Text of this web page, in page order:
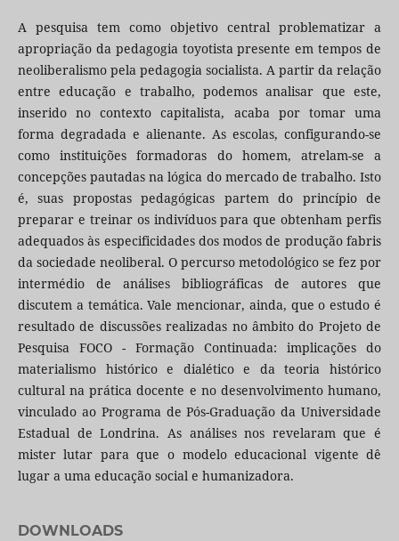
A pesquisa tem como objetivo central problematizar a
apropriação da pedagogia toyotista presente em tempos de
neoliberalismo pela pedagogia socialista. A partir da relação
entre educação e trabalho, podemos analisar que este,
inserido no contexto capitalista, acaba por tomar uma
forma degradada e alienante. As escolas, configurando-se
como instituições formadoras do homem, atrelam-se a
concepções pautadas na lógica do mercado de trabalho. Isto
é, suas propostas pedagógicas partem do princípio de
preparar e treinar os indivíduos para que obtenham perfis
adequados às especificidades dos modos de produção fabris
da sociedade neoliberal. O percurso metodológico se fez por
intermédio de análises bibliográficas de autores que
discutem a temática. Vale mencionar, ainda, que o estudo é
resultado de discussões realizadas no âmbito do Projeto de
Pesquisa FOCO - Formação Continuada: implicações do
materialismo histórico e dialético e da teoria histórico
cultural na prática docente e no desenvolvimento humano,
vinculado ao Programa de Pós-Graduação da Universidade
Estadual de Londrina. As análises nos revelaram que é
mister lutar para que o modelo educacional vigente dê
lugar a uma educação social e humanizadora.
DOWNLOADS